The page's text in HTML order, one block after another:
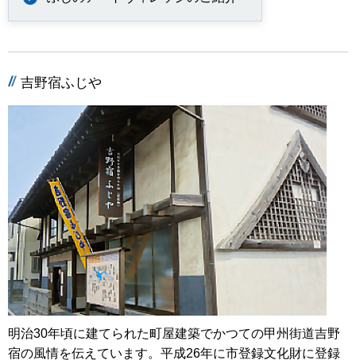
吉野宿ふじや
明治30年頃に建てられた町屋建築でかつての甲州街道吉野
宿の風情を伝えています。平成26年に市登録文化財に登録